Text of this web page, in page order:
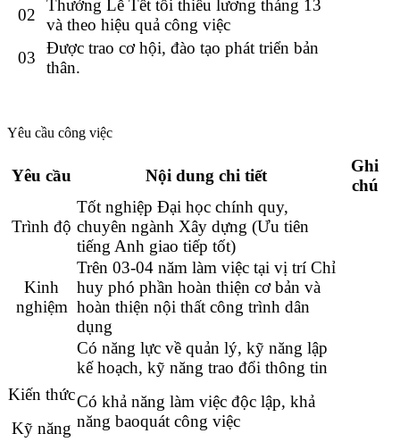
02
Thưởng Lễ Tết tối thiểu lương tháng 13
và theo hiệu quả công việc
03
Được trao cơ hội, đào tạo phát triển bản
thân.
Yêu cầu công việc
Yêu cầu Nội dung chi tiết
Ghi
chú
Trình độ
Tốt nghiệp Đại học chính quy,
chuyên ngành Xây dựng (Ưu tiên
tiếng Anh giao tiếp tốt)
Kinh
nghiệm
Trên 03-04 năm làm việc tại vị trí Chỉ
huy phó phần hoàn thiện cơ bản và
hoàn thiện nội thất công trình dân
dụng
Kiến thức
Kỹ năng
Có năng lực về quản lý, kỹ năng lập
kế hoạch, kỹ năng trao đổi thông tin
Có khả năng làm việc độc lập, khả
năng baoquát công việc